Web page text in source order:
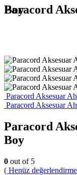
Paracord Aksesuar Ahşap Halka Küçük Boy
Paracord Aksesuar
Paracord Aksesuar
Paracord
Boy
0 out of 5
( Henüz değerlendirme